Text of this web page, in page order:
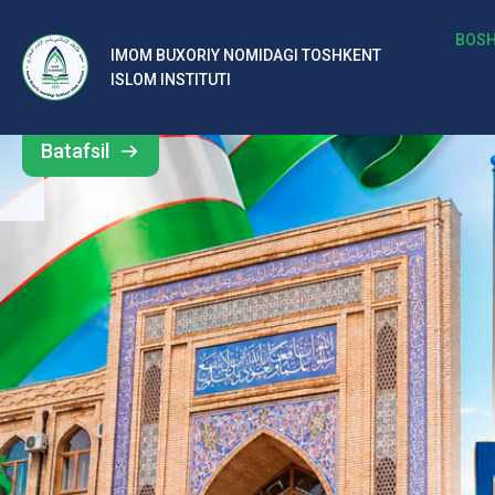
IMOM BUXORIY NOMIDAGI TOSHKENT
ISLOM INSTITUTI
b
al
ar
o‘
rt
a
si
d
Barcha
yangiliklar
Batafsil